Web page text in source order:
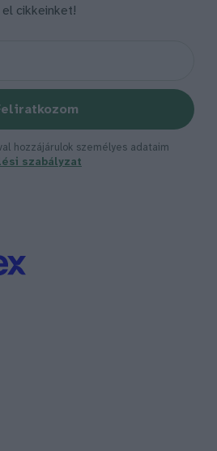
cikkeinket!
hozzájárulok személyes adataim
szabályzat